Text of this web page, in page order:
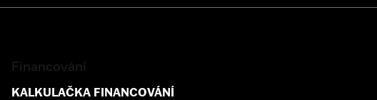
Financování
KALKULAČKA FINANCOVÁNÍ